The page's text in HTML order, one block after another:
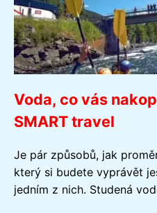
Voda, co vás
SMART travel
Je pár způsobů, jak
který si budete vyprávět
jedním z nich. Studená